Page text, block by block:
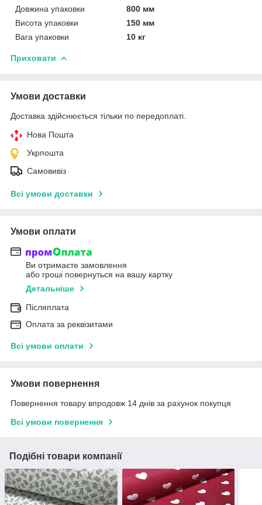
Довжина упаковки
800 мм
Висота упаковки
150 мм
Вага упаковки
10 кг
Приховати
Умови доставки
Доставка здійснюється тільки по передоплаті.
Нова Пошта
Укрпошта
Самовивіз
Всі умови доставки
Умови оплати
Ви отримаєте замовлення
або гроші повернуться на вашу картку
Детальніше
Післяплата
Оплата за реквізитами
Всі умови оплати
Умови повернення
Повернення товару впродовж 14 днів за рахунок покупця
Всі умови повернення
Подібні товари компанії